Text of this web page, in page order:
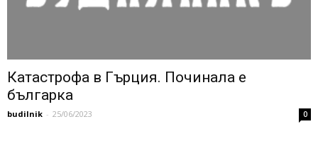
Катастрофа в Гърция. Починала е
българка
budilnik - 25/06/2023 0